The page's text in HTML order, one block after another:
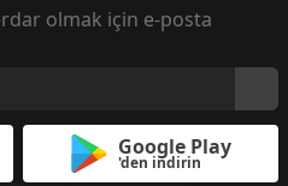
olmak için e-posta
Google Play
'den indirin